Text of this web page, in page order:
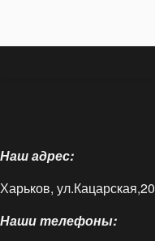
Доставка и оплата
Блог
FAQ
Наш адрес:
Харьков, ул.Кацарская,20
Наши телефоны: